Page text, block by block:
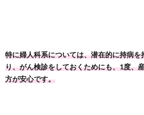
特に婦人科系については、潜在的に持病
り、がん検診をしておくためにも、1度、
方が安心です。